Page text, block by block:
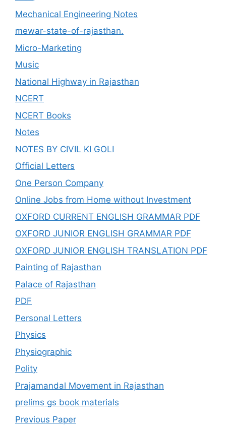
Mechanical Engineering Notes
mewar-state-of-rajasthan.
Micro-Marketing
Music
National Highway in Rajasthan
NCERT
NCERT Books
Notes
NOTES BY CIVIL KI GOLI
Official Letters
One Person Company
Online Jobs from Home without Investment
OXFORD CURRENT ENGLISH GRAMMAR PDF
OXFORD JUNIOR ENGLISH GRAMMAR PDF
OXFORD JUNIOR ENGLISH TRANSLATION PDF
Painting of Rajasthan
Palace of Rajasthan
PDF
Personal Letters
Physics
Physiographic
Polity
Prajamandal Movement in Rajasthan
prelims gs book materials
Previous Paper